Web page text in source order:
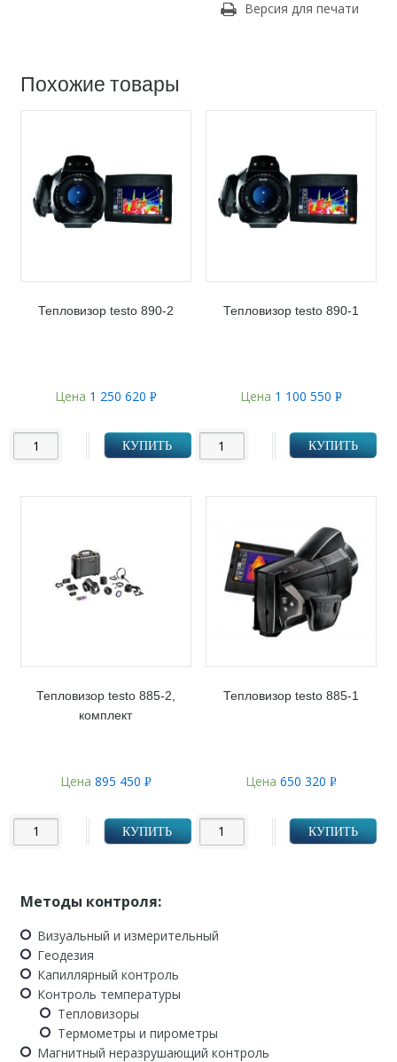
Версия для печати
Похожие товары
Тепловизор testo 890-2
Цена 1 250 620 Р
КУПИТЬ
Тепловизор testo 890-1
Цена 1 100 550Р
КУПИТЬ
Тепловизор testo 885-2,
комплект
Цена 895 450 Р
КУПИТЬ
Тепловизор testo 885-1
Цена650 320Р
КУПИТЬ
Методы контроля:
Визуальный и измерительный
Геодезия
Капиллярный контроль
Контроль температуры
Тепловизоры
Термометры и пирометры
Магнитный неразрушающий контроль